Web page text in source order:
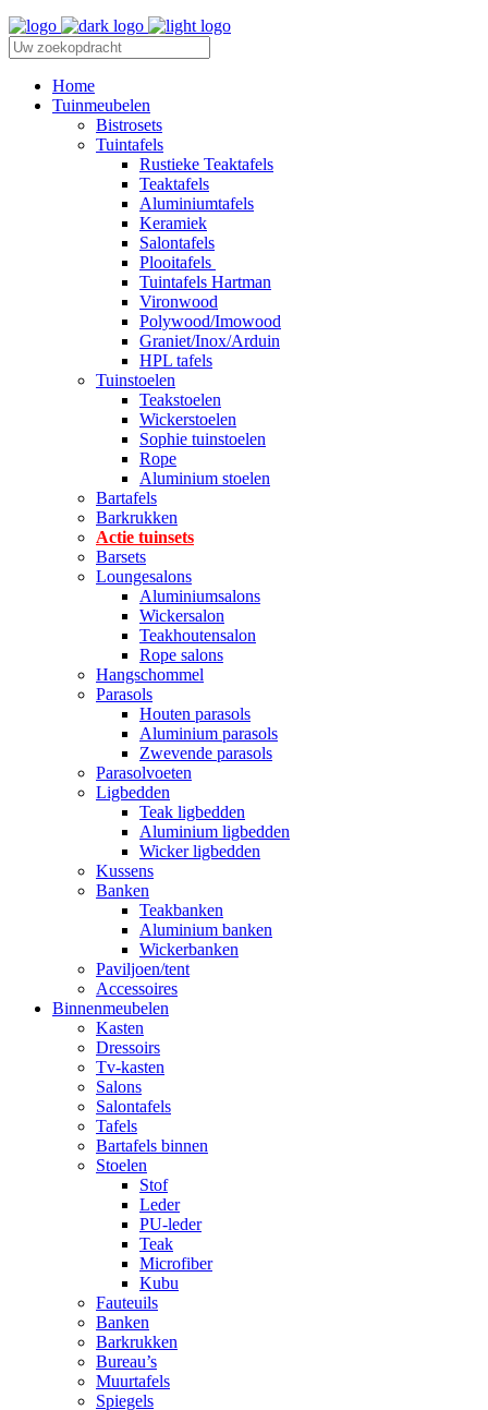
Home
Tuinmeubelen
Bistrosets
Tuintafels
Rustieke Teaktafels
Teaktafels
Aluminiumtafels
Keramiek
Salontafels
Plooitafels
Tuintafels Hartman
Vironwood
Polywood/Imowood
Graniet/Inox/Arduin
HPL tafels
Tuinstoelen
Teakstoelen
Wickerstoelen
Sophie tuinstoelen
Rope
Aluminium stoelen
Bartafels
Barkrukken
Actie tuinsets
Barsets
Loungesalons
Aluminiumsalons
Wickersalon
Teakhoutensalon
Rope salons
Hangschommel
Parasols
Houten parasols
Aluminium parasols
Zwevende parasols
Parasolvoeten
Ligbedden
Teak ligbedden
Aluminium ligbedden
Wicker ligbedden
Kussens
Banken
Teakbanken
Aluminium banken
Wickerbanken
Paviljoen/tent
Accessoires
Binnenmeubelen
Kasten
Dressoirs
Tv-kasten
Salons
Salontafels
Tafels
Bartafels binnen
Stoelen
Stof
Leder
PU-leder
Teak
Microfiber
Kubu
Fauteuils
Banken
Barkrukken
Bureau’s
Muurtafels
Spiegels